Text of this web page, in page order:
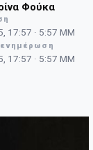
Φούκα
17:57 · 5:57 ΜΜ
ενημέρωση
17:57 · 5:57 ΜΜ